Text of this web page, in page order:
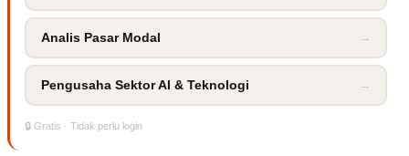
Analis Pasar Modal →
Pengusaha Sektor AI & Teknologi →
🔒 Gratis · Tidak perlu login